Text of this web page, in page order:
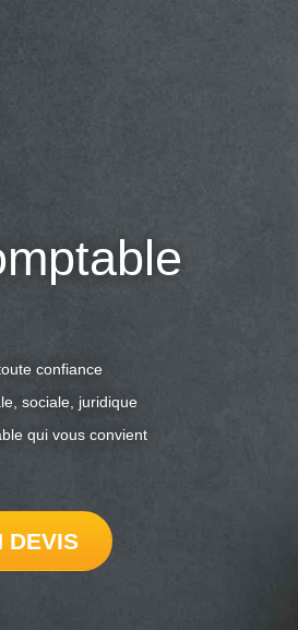
confiance
sociale, juridique
qui vous convient
DEVIS